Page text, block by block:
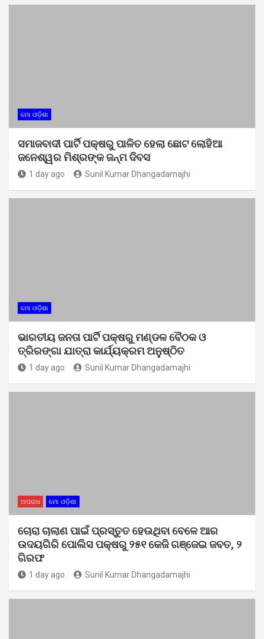
ମୋ ଓଡ଼ିଶା
ସମାଜବାଦୀ ପାର୍ଟି ପକ୍ଷରୁ ପାଳିତ ହେଲା ଛୋଟ ଲୋହିଆ
ଜନେଶ୍ୱର ମିଶ୍ରଙ୍କ ଜନ୍ମ ଦିବସ
1 day ago Sunil Kumar Dhangadamajhi
ମୋ ଓଡ଼ିଶା
ଭାରତୀୟ ଜନତା ପାର୍ଟି ପକ୍ଷରୁ ମଣ୍ଡଳ ବୈଠକ ଓ
ତ୍ରିରଙ୍ଗା ଯାତ୍ରା କାର୍ଯ୍ୟକ୍ରମ ଅନୁଷ୍ଠିତ
1 day ago Sunil Kumar Dhangadamajhi
ଅପରାଧ ମୋ ଓଡ଼ିଶା
ଚୋରା ଚାଲାଣ ପାଇଁ ପ୍ରସ୍ତୁତ ହେଉଥିବା ବେଳେ ଆର
ଉଦୟଗିରି ପୋଲିସ ପକ୍ଷରୁ ୨୫୧ କେଜି ଗଞ୍ଜେଇ ଜବତ, ୨
ଗିରଫ
1 day ago Sunil Kumar Dhangadamajhi